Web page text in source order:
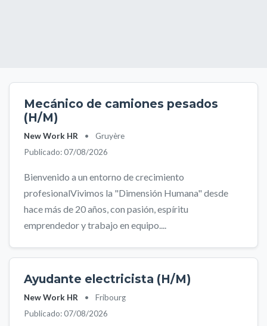
Mecánico de camiones pesados
(H/M)
New Work HR •
Gruyère
Publicado: 07/08/2026
Bienvenido a un entorno de crecimiento
profesionalVivimos la "Dimensión Humana" desde
hace más de 20 años, con pasión, espíritu
emprendedor y trabajo en equipo....
Ayudante electricista (H/M)
New Work HR •
Fribourg
Publicado: 07/08/2026